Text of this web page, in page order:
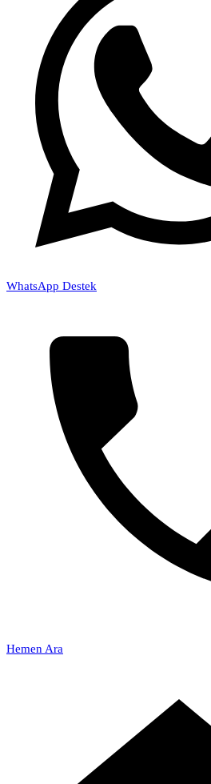
WhatsApp Destek
Hemen Ara